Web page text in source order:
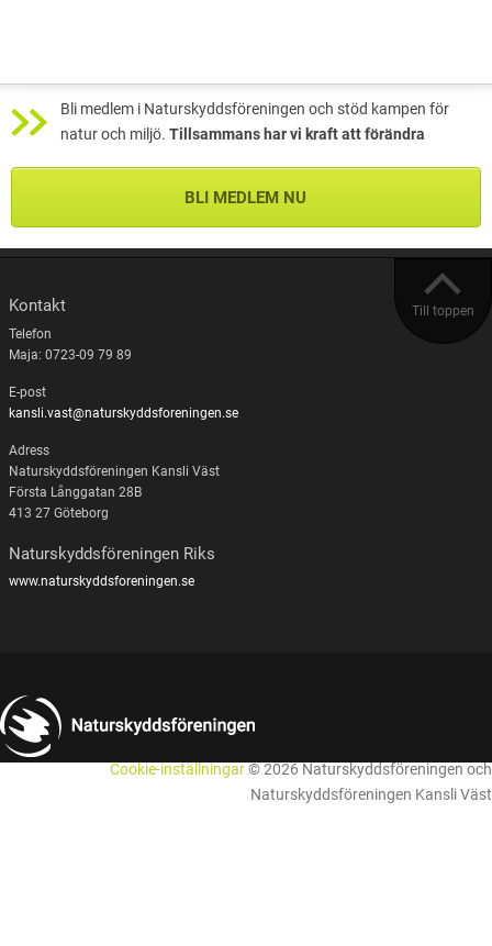
Bli medlem i Naturskyddsföreningen och stöd kampen för
natur och miljö. Tillsammans har vi kraft att förändra
BLI MEDLEM NU
Till toppen
Kontakt
Telefon
Maja: 0723-09 79 89
E-post
kansli.vast@naturskyddsforeningen.se
Adress
Naturskyddsföreningen Kansli Väst
Första Långgatan 28B
413 27 Göteborg
Naturskyddsföreningen Riks
www.naturskyddsforeningen.se
Cookie-inställningar© 2026 Naturskyddsföreningen och
Naturskyddsföreningen Kansli Väst